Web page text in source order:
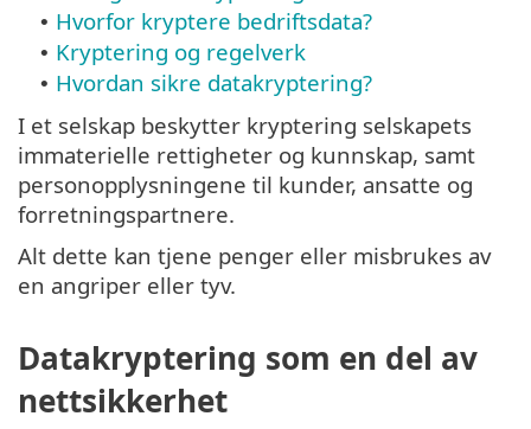
• Hvorfor kryptere bedriftsdata?
• Kryptering og regelverk
• Hvordan sikre datakryptering?
I et selskap beskytter kryptering selskapets
immaterielle rettigheter og kunnskap, samt
personopplysningene til kunder, ansatte og
forretningspartnere.
Alt dette kan tjene penger eller misbrukes av
en angriper eller tyv.
Datakryptering som en del av
nettsikkerhet